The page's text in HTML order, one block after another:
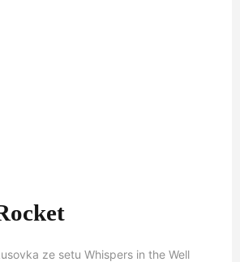
ze setu Whispers in the Well